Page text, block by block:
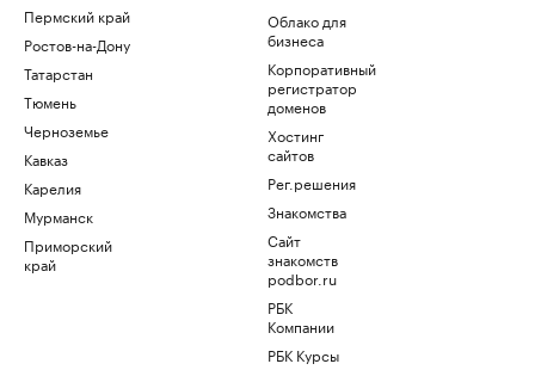
Пермский край
Ростов-на-Дону
Татарстан
Тюмень
Черноземье
Кавказ
Карелия
Мурманск
Приморский
край
Облако для
бизнеса
Корпоративный
регистратор
доменов
Хостинг
сайтов
Рег.решения
Знакомства
Сайт
знакомств
podbor.ru
РБК
Компании
РБК Курсы